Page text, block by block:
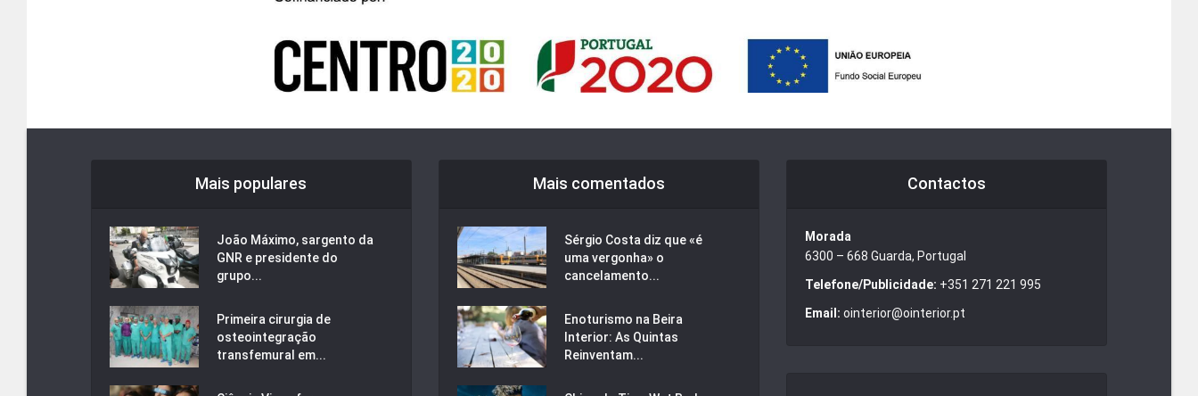
Mais populares
João Máximo, sargento da
GNR e presidente do
grupo...
Primeira cirurgia de
osteointegração
transfemural em...
Mais comentados
Sérgio Costa diz que «é
uma vergonha» o
cancelamento...
Enoturismo na Beira
Interior: As Quintas
Reinventam...
Contactos
Morada
6300 – 668 Guarda, Portugal
Telefone/Publicidade: +351 271 221 995
Email: ointerior@ointerior.pt